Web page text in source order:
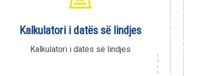
Kalkulatori i datës së lindjes
Kalkulatori i datës së lindjes